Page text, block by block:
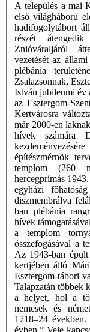
A település a mai
első világháború
hadifogolytábort
részét
Znióváraljáról
vezetését az
plébánia
Zsalazsonnak,
István jubileumi év
az Esztergom-
Kertvárosra
már 2000-en
hívek számára
építészmérnök
templom (260
hercegprímás
egyházi
diszmembrálva
ban plébánia
hívek
a templom
összefogásával a
Az 1943-ban
kertjében álló
Esztergom-tábori
Talapzatán többek
a helyet, hol a
nemesek és
1718–24